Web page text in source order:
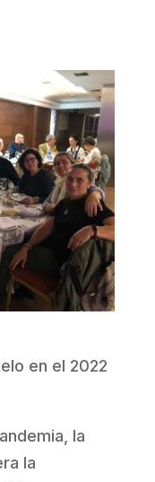
en el 2022
la
la